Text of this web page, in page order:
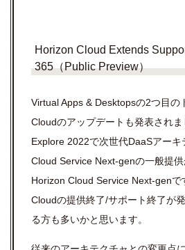
Horizon Cloud Extends
365（Public Preview）
Virtual Apps & Desktopsの2つ目の
Cloudのアップデートも発表され
Explore 2022で次世代DaaSアーキ
Cloud Service Next-genの一般提供
Horizon Cloud Service Next-genで
Cloudの提供終了/サポート終了が
る方も多いかと思います。